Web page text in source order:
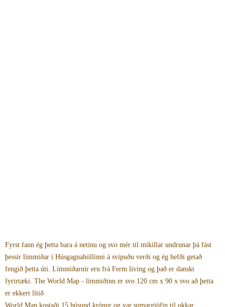
Fyrst fann ég þetta bara á netinu og svo mér til mikillar undrunar þá fást
þessir límmiðar í Húsgagnahöllinni á svipuðu verði og ég hefði getað
fengið þetta úti. Límmiðarnir eru frá Ferm living og það er danskt
fyrirtæki. The World Map - límmiðinn er svo 120 cm x 90 x svo að þetta
er ekkert lítið
World Map kostaði 15 þúsund krónur og var sumargjöfin til okkar.